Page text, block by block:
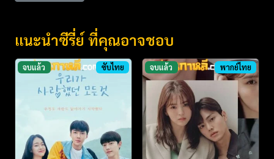
แนะนำซีรี่ย์ ที่คุณอาจชอบ
จบแล้ว ซับไทย จบแล้ว พากย์ไทย